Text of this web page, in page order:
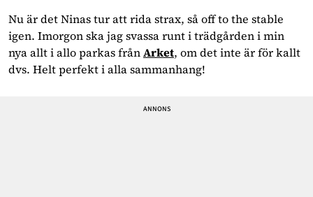
Nu är det Ninas tur att rida strax, så off to the stable
igen. Imorgon ska jag svassa runt i trädgården i min
nya allt i allo parkas frånArket, om det inte är för kallt
dvs. Helt perfekt i alla sammanhang!